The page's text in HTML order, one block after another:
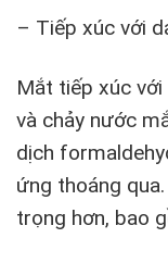
– Tiếp xúc với
Mắt tiếp xúc
và chảy nước
dịch
ứng thoáng
trọng hơn, bao